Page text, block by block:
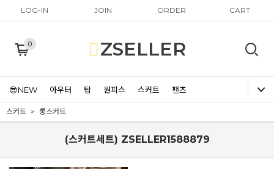
LOG-IN JOIN ORDER CART
0 ZSELLER
😎NEW 아우터 탑 원피스 스커트 팬츠
스커트 롱스커트
(스커트세트) ZSELLER1588879